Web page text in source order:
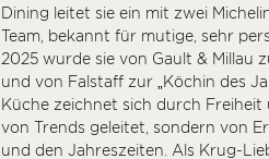
Dining leitet sie ein mit zwei
Team, bekannt für mutige, sehr
2025 wurde sie von Gault & Millau
und von Falstaff zur „Köchin des
Küche zeichnet sich durch
von Trends geleitet, sondern von
und den Jahreszeiten. Als Krug-